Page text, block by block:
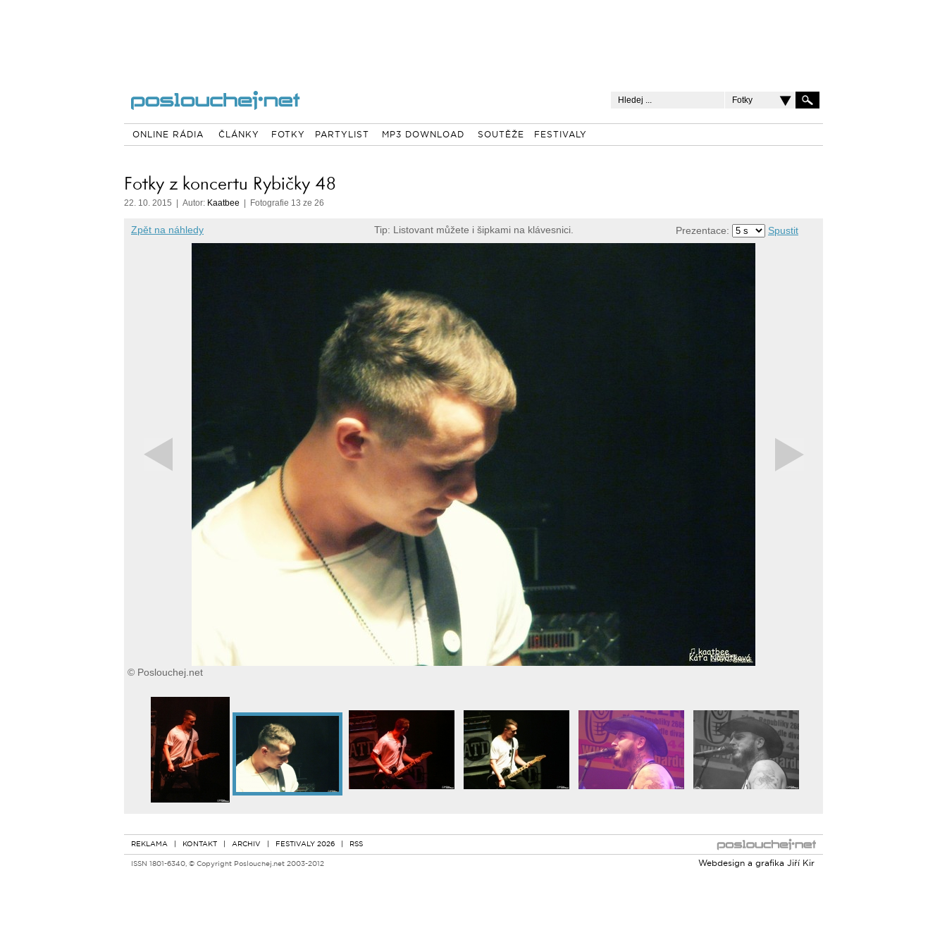
Fotky
ONLINE RÁDIA ČLÁNKY FOTKY PARTYLIST MP3 DOWNLOAD SOUTĚŽE FESTIVALY
Fotky z koncertu Rybičky 48
22. 10. 2015 | Autor: Kaatbee | Fotografie 13 ze 26
Zpět na náhledy Tip: Listovant můžete i šipkami na klávesnici. Prezentace: Spustit
© Poslouchej.net
REKLAMA | KONTAKT | ARCHIV | FESTIVALY 2026 | RSS
ISSN 1801-6340, © Copyright Poslouchej.net 2003-2012
Webdesign a grafika Jiří Kir